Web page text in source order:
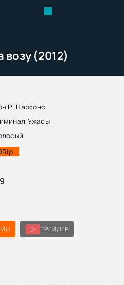
возу (2012)
Р. Парсонс
,Ужасы
ТРЕЙЛЕР